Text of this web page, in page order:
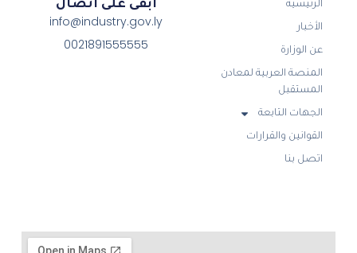
الرئيسية
الأخبار
عن الوزارة
المنصة العربية لمعادن
المستقبل
الجهات التابعة
القوانين والقرارات
اتصل بنا
ابقى على اتصال
info@industry.gov.ly
0021891555555